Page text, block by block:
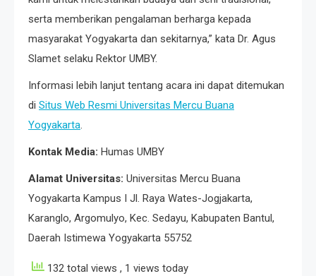
serta memberikan pengalaman berharga kepada
masyarakat Yogyakarta dan sekitarnya,” kata Dr. Agus
Slamet selaku Rektor UMBY.
Informasi lebih lanjut tentang acara ini dapat ditemukan
di Situs Web Resmi Universitas Mercu Buana
Yogyakarta.
Kontak Media: Humas UMBY
Alamat Universitas: Universitas Mercu Buana
Yogyakarta Kampus I Jl. Raya Wates-Jogjakarta,
Karanglo, Argomulyo, Kec. Sedayu, Kabupaten Bantul,
Daerah Istimewa Yogyakarta 55752
132 total views , 1 views today